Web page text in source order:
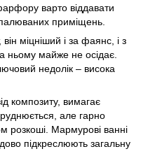
варто віддавати
приміщень.
він міцніший і за фаянс, і з
ньому майже не осідає.
недолік – висока
композиту, вимагає
але гарно
розкоші. Мармурові ванні
підкреслюють загальну